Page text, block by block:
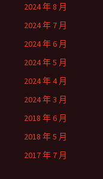
2024 年 8 月
2024 年 7 月
2024 年 6 月
2024 年 5 月
2024 年 4 月
2024 年 3 月
2018 年 6 月
2018 年 5 月
2017 年 7 月